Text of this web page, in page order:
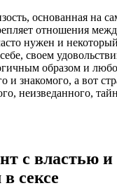
основанная на
отношения
нужен и
своем
образом и
и знакомого, а вот
неизведанного,
с властью и
сексе